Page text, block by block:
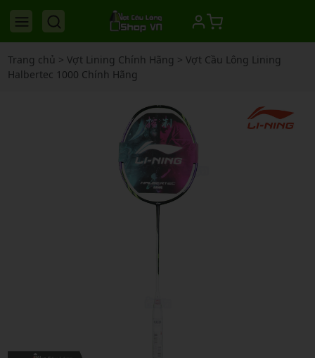
Trang chủ > Vợt Lining Chính Hãng > Vợt Cầu Lông Lining
Halbertec 1000 Chính Hãng